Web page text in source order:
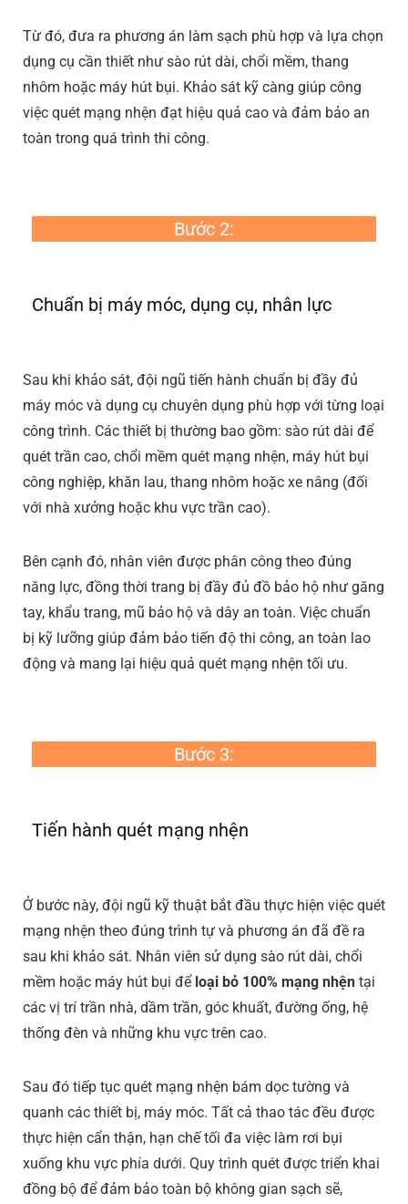
Từ đó, đưa ra phương án làm sạch phù hợp và lựa chọn
dụng cụ cần thiết như sào rút dài, chổi mềm, thang
nhôm hoặc máy hút bụi. Khảo sát kỹ càng giúp công
việc quét mạng nhện đạt hiệu quả cao và đảm bảo an
toàn trong quá trình thi công.
Bước 2:
Chuẩn bị máy móc, dụng cụ, nhân lực
Sau khi khảo sát, đội ngũ tiến hành chuẩn bị đầy đủ
máy móc và dụng cụ chuyên dụng phù hợp với từng loại
công trình. Các thiết bị thường bao gồm: sào rút dài để
quét trần cao, chổi mềm quét mạng nhện, máy hút bụi
công nghiệp, khăn lau, thang nhôm hoặc xe nâng (đối
với nhà xưởng hoặc khu vực trần cao).
Bên cạnh đó, nhân viên được phân công theo đúng
năng lực, đồng thời trang bị đầy đủ đồ bảo hộ như găng
tay, khẩu trang, mũ bảo hộ và dây an toàn. Việc chuẩn
bị kỹ lưỡng giúp đảm bảo tiến độ thi công, an toàn lao
động và mang lại hiệu quả quét mạng nhện tối ưu.
Bước 3:
Tiến hành quét mạng nhện
Ở bước này, đội ngũ kỹ thuật bắt đầu thực hiện việc quét
mạng nhện theo đúng trình tự và phương án đã đề ra
sau khi khảo sát. Nhân viên sử dụng sào rút dài, chổi
mềm hoặc máy hút bụi để loại bỏ 100% mạng nhện tại
các vị trí trần nhà, dầm trần, góc khuất, đường ống, hệ
thống đèn và những khu vực trên cao.
Sau đó tiếp tục quét mạng nhện bám dọc tường và
quanh các thiết bị, máy móc. Tất cả thao tác đều được
thực hiện cẩn thận, hạn chế tối đa việc làm rơi bụi
xuống khu vực phía dưới. Quy trình quét được triển khai
đồng bộ để đảm bảo toàn bộ không gian sạch sẽ,